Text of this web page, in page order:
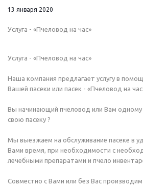
13 января 2020
Услуга - «Пчеловод на час»
Услуга - «Пчеловод на час»
Наша компания предлагает услугу в
Вашей пасеки или пасек - «Пчеловод на
Вы начинающий пчеловод или Вам одному
свою пасеку ?
Мы выезжаем на обслуживание пасеке в
Вами время, при необходимости с
лечебными препаратами и пчело
Совместно с Вами или без Вас